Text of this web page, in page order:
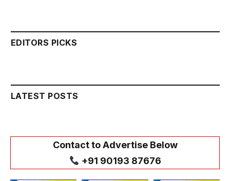
EDITORS PICKS
LATEST POSTS
Contact to Advertise Below
+91 90193 87676